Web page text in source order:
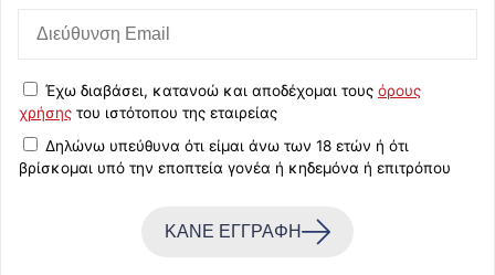
Έχω διαβάσει, κατανοώ και αποδέχομαι τους όρους
χρήσης του ιστότοπου της εταιρείας
Δηλώνω υπεύθυνα ότι είμαι άνω των 18 ετών ή ότι
βρίσκομαι υπό την εποπτεία γονέα ή κηδεμόνα ή επιτρόπου
ΚΑΝΕ ΕΓΓΡΑΦΗ